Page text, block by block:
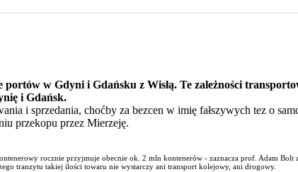
portów w Gdyni i Gdańsku z Wisłą. Te zależności
i Gdańsk.
i sprzedania, choćby za bezcen w imię fałszywych tez o
przekopu przez Mierzeję.
rocznie przyjmuje obecnie ok. 2 mln kontenerów - zaznacza prof. Adam
tranzytu takiej ilości towaru nie wystarczy ani transport kolejowy, ani drogowy.